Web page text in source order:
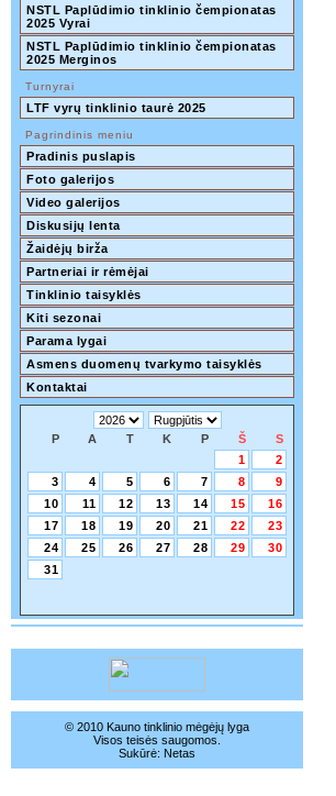
NSTL Paplūdimio tinklinio čempionatas
2025 Vyrai
NSTL Paplūdimio tinklinio čempionatas
2025 Merginos
Turnyrai
LTF vyrų tinklinio taurė 2025
Pagrindinis meniu
Pradinis puslapis
Foto galerijos
Video galerijos
Diskusijų lenta
Žaidėjų birža
Partneriai ir rėmėjai
Tinklinio taisyklės
Kiti sezonai
Parama lygai
Asmens duomenų tvarkymo taisyklės
Kontaktai
P A T K P Š
S
1
2
3
4 5 6 7 8
9
10
11 12 13 14 15
16
17
18 19 20 21 22
23
24
25 26 27 28 29
30
31
© 2010 Kauno tinklinio mėgėjų lyga
Visos teisės saugomos.
Sukūrė: Netas